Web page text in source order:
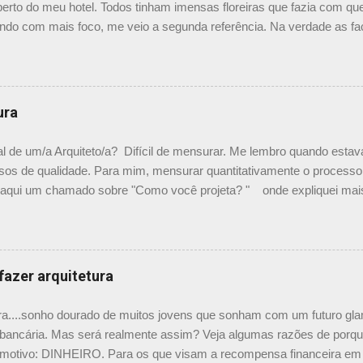
do meu hotel. Todos tinham imensas floreiras que fazia com
com mais foco, me veio a segunda referência. Na verdade as
a casa do colega Oscar Muller. Eu juro que tenho fotos no
colocar aqui. A dele é uma casa de vila e, na parte dos fundos,
em geral trepadeiras, se mesclam e criam um efeito super
sobre esse projeto no site e não sei o autor do projeto e nem
é super bom. PS: O Elcio no comentário abaixo deixou o link
de um/a Arquiteto/a? Difícil de mensurar. Me lembro quando
de qualidade. Para mim, mensurar quantitativamente o
um chamado sobre "Como você projeta? " onde expliquei
a quantidade de material gerado por um projeto. Vamos
Esse passo é fundamental. Na minha experiência profissional
preciso empatia com o proprietário. Não, não se precisa pensar
preciso uma cumplicidade e empatia para atingir um objetivo
arquitetura
dourado de muitos jovens que sonham com um futuro
Mas será realmente assim? Veja algumas razões de
DINHEIRO. Para os que visam a recompensa financeira